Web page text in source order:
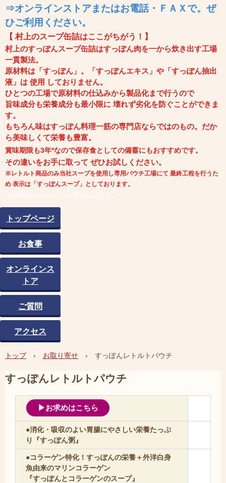
⇒オンラインストアまたはお電話・ＦＡＸで。ぜ
ひご利用ください。
【 村上のスープ缶詰はここがちがう！】
村上のすっぽんスープ缶詰はすっぽん肉を一から炊き出す工場
一貫製法。
原材料は「すっぽん」。「すっぽんエキス」や「すっぽん抽出
液」は 使用 しておりません。
ひとつの工場で原材料の仕込みから製品化まで行うので
旨味成分も栄養成分も最小限に 壊れず劣化を防ぐことができま
す。
もちろん味はすっぽん料理一筋の専門店ならではのもの。 だか
ら美味しくて栄養も豊富。
賞味期限も3年*なので保存食としての備蓄にもおすすめです。
その違いをお手に取って ぜひお試しください。
※レトルト商品のみ当社スープを使用し専用パウチ工場にて 最終工程を行うた
め 表示は「すっぽんスープ」としております。
トップページ
お食事
オンラインス
トア
ご質問
アクセス
トップ › お取り寄せ › すっぽんレトルトパウチ
すっぽんレトルトパウチ
▶お求めはこちら
●消化・吸収のよい胃腸にやさしい栄養たっぷ
り『すっぽん粥』
●コラーゲン特化！すっぽんの栄養＋外洋白身
魚由来のマリンコラーゲン
『すっぽんとコラーゲンのスープ』